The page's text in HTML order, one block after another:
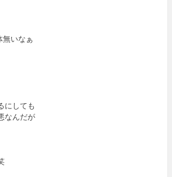
いなぁ
にしても
なんだが